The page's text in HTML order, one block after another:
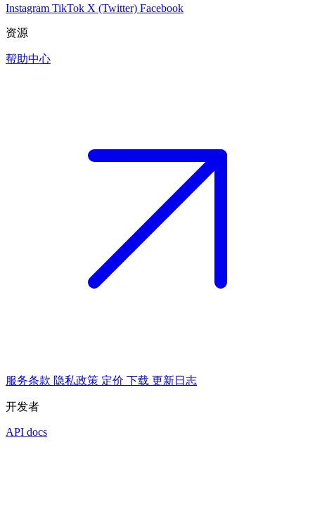
Instagram TikTok X (Twitter) Facebook
资源
帮助中心
服务条款 隐私政策 定价 下载 更新日志
开发者
API docs